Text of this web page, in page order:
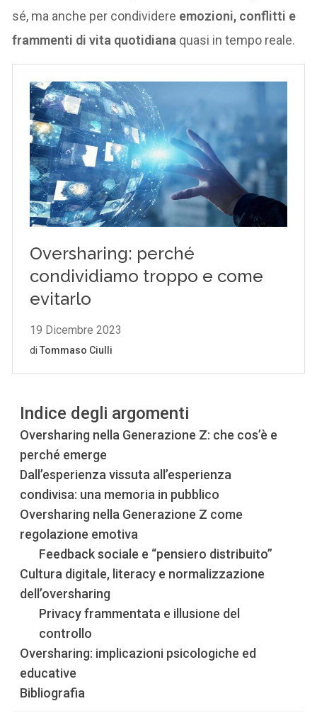
sé, ma anche per condividere emozioni, conflitti e
frammenti di vita quotidiana quasi in tempo reale.
Indice degli argomenti
Oversharing nella Generazione Z: che cos’è e
perché emerge
Dall’esperienza vissuta all’esperienza
condivisa: una memoria in pubblico
Oversharing nella Generazione Z come
regolazione emotiva
Feedback sociale e “pensiero distribuito”
Cultura digitale, literacy e normalizzazione
dell’oversharing
Privacy frammentata e illusione del
controllo
Oversharing: implicazioni psicologiche ed
educative
Bibliografia